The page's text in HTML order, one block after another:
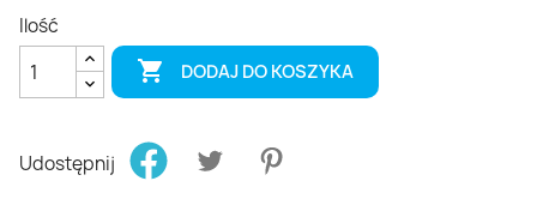
Ilość
 DODAJ DO KOSZYKA
Udostępnij